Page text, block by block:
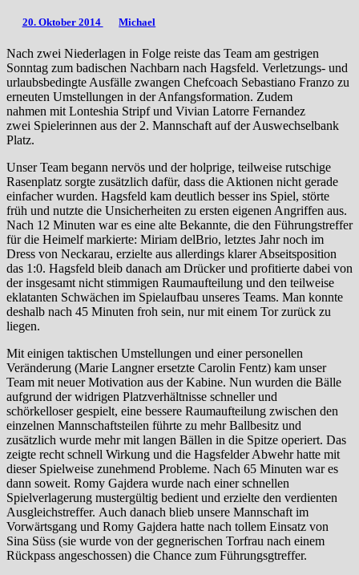
20. Oktober 2014 Michael
Nach zwei Niederlagen in Folge reiste das Team am gestrigen
Sonntag zum badischen Nachbarn nach Hagsfeld. Verletzungs- und
urlaubsbedingte Ausfälle zwangen Chefcoach Sebastiano Franzo zu
erneuten Umstellungen in der Anfangsformation. Zudem
nahmen mit Lonteshia Stripf und Vivian Latorre Fernandez
zwei Spielerinnen aus der 2. Mannschaft auf der Auswechselbank
Platz.
Unser Team begann nervös und der holprige, teilweise rutschige
Rasenplatz sorgte zusätzlich dafür, dass die Aktionen nicht gerade
einfacher wurden. Hagsfeld kam deutlich besser ins Spiel, störte
früh und nutzte die Unsicherheiten zu ersten eigenen Angriffen aus.
Nach 12 Minuten war es eine alte Bekannte, die den Führungstreffer
für die Heimelf markierte: Miriam delBrio, letztes Jahr noch im
Dress von Neckarau, erzielte aus allerdings klarer Abseitsposition
das 1:0. Hagsfeld bleib danach am Drücker und profitierte dabei von
der insgesamt nicht stimmigen Raumaufteilung und den teilweise
eklatanten Schwächen im Spielaufbau unseres Teams. Man konnte
deshalb nach 45 Minuten froh sein, nur mit einem Tor zurück zu
liegen.
Mit einigen taktischen Umstellungen und einer personellen
Veränderung (Marie Langner ersetzte Carolin Fentz) kam unser
Team mit neuer Motivation aus der Kabine. Nun wurden die Bälle
aufgrund der widrigen Platzverhältnisse schneller und
schörkelloser gespielt, eine bessere Raumaufteilung zwischen den
einzelnen Mannschaftsteilen führte zu mehr Ballbesitz und
zusätzlich wurde mehr mit langen Bällen in die Spitze operiert. Das
zeigte recht schnell Wirkung und die Hagsfelder Abwehr hatte mit
dieser Spielweise zunehmend Probleme. Nach 65 Minuten war es
dann soweit. Romy Gajdera wurde nach einer schnellen
Spielverlagerung mustergültig bedient und erzielte den verdienten
Ausgleichstreffer. Auch danach blieb unsere Mannschaft im
Vorwärtsgang und Romy Gajdera hatte nach tollem Einsatz von
Sina Süss (sie wurde von der gegnerischen Torfrau nach einem
Rückpass angeschossen) die Chance zum Führungsgtreffer.